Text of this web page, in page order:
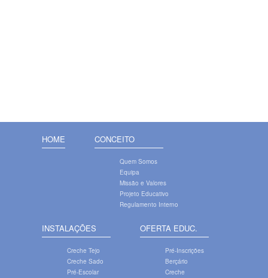
HOME CONCEITO
Quem Somos
Equipa
Missão e Valores
Projeto Educativo
Regulamento Interno
INSTALAÇÕES
Creche Tejo
Creche Sado
Pré-Escolar
OFERTA EDUC.
Pré-Inscrições
Berçário
Creche